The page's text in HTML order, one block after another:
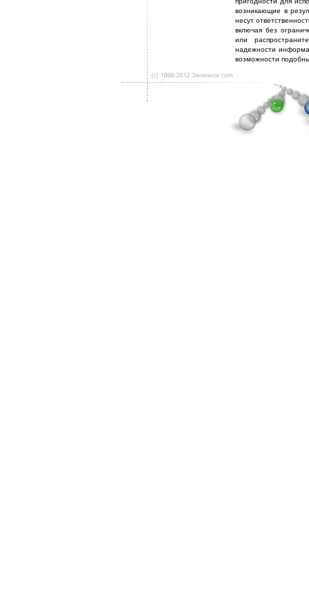
возникающие в
несут
включая без
или
надежности
возможности